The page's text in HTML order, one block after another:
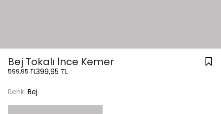
Bej Tokalı İnce Kemer
599,95 TL399,95 TL
Renk: Bej